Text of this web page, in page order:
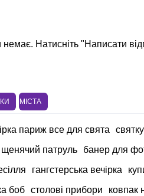
немає. Натисніть "Написати
МІСТА
париж все для свята
патруль
банер для
гангстерська вечірка
боб столові прибори ковпак